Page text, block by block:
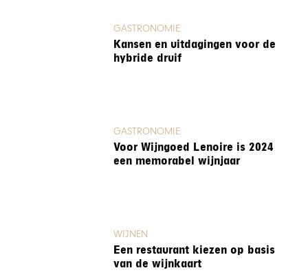
GASTRONOMIE
Kansen en uitdagingen voor de
hybride druif
GASTRONOMIE
Voor Wijngoed Lenoire is 2024
een memorabel wijnjaar
WIJNEN
Een restaurant kiezen op basis
van de wijnkaart